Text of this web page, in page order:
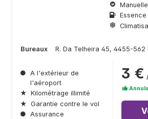
Manuelle
Essence
Bureaux R. Da Telheira 45, 4455-562
● A l'extérieur de
l'aéroport
★ Kilométrage illimité
★ Garantie contre le vol
● Assurance
3 €